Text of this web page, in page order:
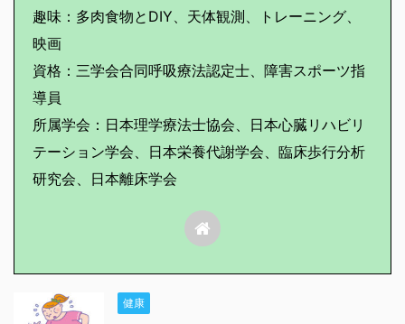
趣味：多肉食物とDIY、天体観測、トレーニング、
映画
資格：三学会合同呼吸療法認定士、障害スポーツ指
導員
所属学会：日本理学療法士協会、日本心臓リハビリ
テーション学会、日本栄養代謝学会、臨床歩行分析
研究会、日本離床学会
健康